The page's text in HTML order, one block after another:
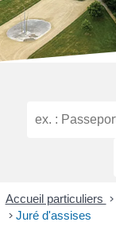
Accueil particuliers >
> Juré d'assises